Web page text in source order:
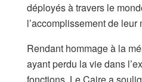
déployés à travers le
l’accomplissement de
Rendant hommage à la
ayant perdu la vie dans